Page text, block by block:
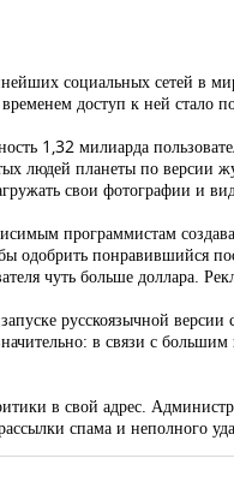
социальных сетей в
доступ к ней
1,32 милиарда
людей планеты по версии
свои фотографии и
программистам
одобрить понравившийся
чуть больше доллара.
русскоязычной версии
в связи с
в свой адрес.
спама и неполного